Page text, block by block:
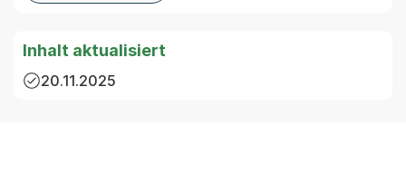
Inhalt aktualisiert
20.11.2025